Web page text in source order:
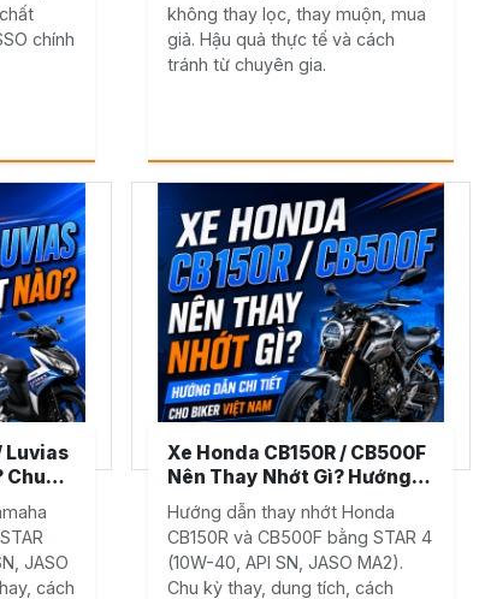
chính
không thay lọc, thay muộn, mua
giả. Hậu quả thực tế và cách
tránh từ chuyên gia.
Luvias
Chu
Chu
JASO
cách
Xe Honda CB150R / CB500F
Nên Thay Nhớt Gì? Hướng
Dẫn Chi Tiết Cho Biker Việt
Nam
Hướng dẫn thay nhớt Honda
CB150R và CB500F bằng STAR 4
(10W-40, API SN, JASO MA2).
Chu kỳ thay, dung tích, cách